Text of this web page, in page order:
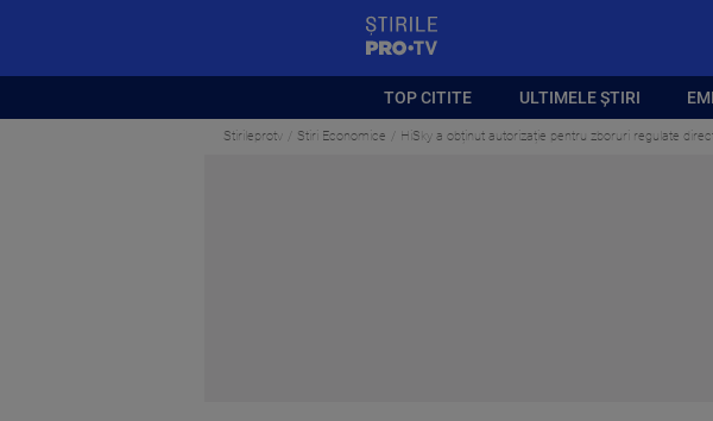
TOP CITITE ULTIMELE ȘTIRI
Stirileprotv Stiri Economice HiSky a obținut autorizație pentru zboruri regulate